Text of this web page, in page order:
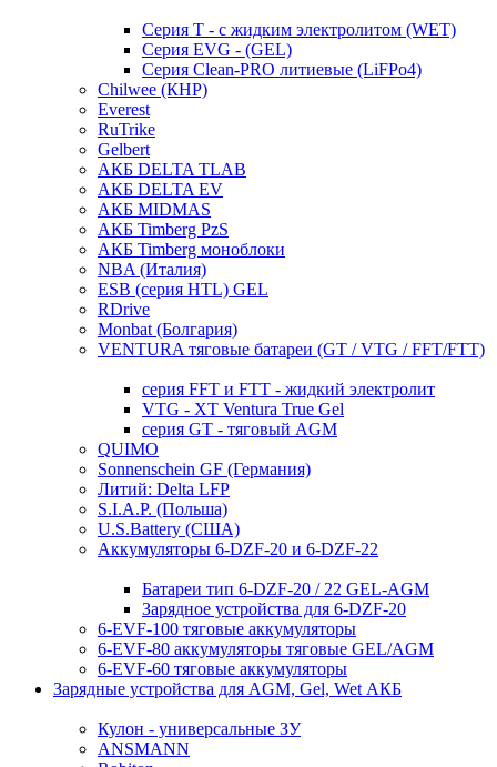
Серия T - с жидким электролитом (WET)
Серия EVG - (GEL)
Серия Clean-PRO литиевые (LiFPo4)
Chilwee (КНР)
Everest
RuTrike
Gelbert
АКБ DELTA TLAB
АКБ DELTA EV
АКБ MIDMAS
АКБ Timberg PzS
АКБ Timberg моноблоки
NBA (Италия)
ESB (серия HTL) GEL
RDrive
Monbat (Болгария)
VENTURA тяговые батареи (GT / VTG / FFT/FTT)
серия FFT и FTT - жидкий электролит
VTG - XT Ventura True Gel
серия GT - тяговый AGM
QUIMO
Sonnenschein GF (Германия)
Литий: Delta LFP
S.I.A.P. (Польша)
U.S.Battery (США)
Аккумуляторы 6-DZF-20 и 6-DZF-22
Батареи тип 6-DZF-20 / 22 GEL-AGM
Зарядное устройства для 6-DZF-20
6-EVF-100 тяговые аккумуляторы
6-EVF-80 аккумуляторы тяговые GEL/AGM
6-EVF-60 тяговые аккумуляторы
Зарядные устройства для AGM, Gel, Wet АКБ
Кулон - универсальные ЗУ
ANSMANN